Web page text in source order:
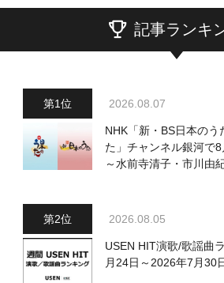
記事ランキ
2026.08.07
NHK「新・BS日本のう
た」チャンネル銀河
～水前寺清子・市川由
2026.08.05
USEN HIT演歌/歌謡曲
月24日～2026年7月30